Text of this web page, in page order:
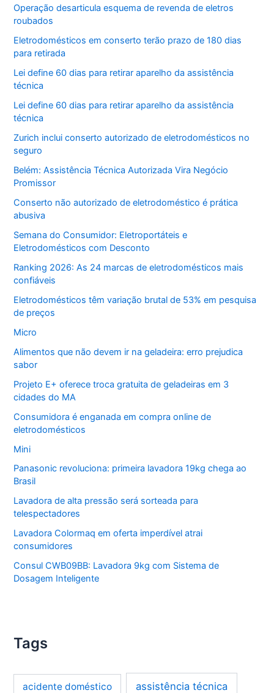
Operação desarticula esquema de revenda de eletros
roubados
Eletrodomésticos em conserto terão prazo de 180 dias
para retirada
Lei define 60 dias para retirar aparelho da assistência
técnica
Lei define 60 dias para retirar aparelho da assistência
técnica
Zurich inclui conserto autorizado de eletrodomésticos no
seguro
Belém: Assistência Técnica Autorizada Vira Negócio
Promissor
Conserto não autorizado de eletrodoméstico é prática
abusiva
Semana do Consumidor: Eletroportáteis e
Eletrodomésticos com Desconto
Ranking 2026: As 24 marcas de eletrodomésticos mais
confiáveis
Eletrodomésticos têm variação brutal de 53% em pesquisa
de preços
Micro
Alimentos que não devem ir na geladeira: erro prejudica
sabor
Projeto E+ oferece troca gratuita de geladeiras em 3
cidades do MA
Consumidora é enganada em compra online de
eletrodomésticos
Mini
Panasonic revoluciona: primeira lavadora 19kg chega ao
Brasil
Lavadora de alta pressão será sorteada para
telespectadores
Lavadora Colormaq em oferta imperdível atrai
consumidores
Consul CWB09BB: Lavadora 9kg com Sistema de
Dosagem Inteligente
Tags
acidente doméstico assistência técnica